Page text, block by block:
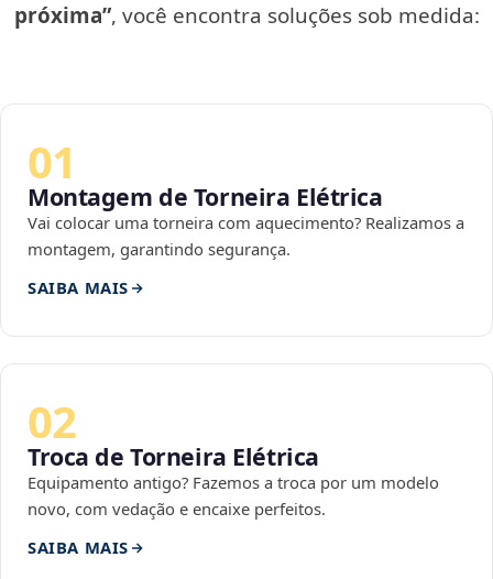
próxima”, você encontra soluções sob medida:
01
Montagem de Torneira Elétrica
Vai colocar uma torneira com aquecimento? Realizamos a
montagem, garantindo segurança.
SAIBA MAIS
02
Troca de Torneira Elétrica
Equipamento antigo? Fazemos a troca por um modelo
novo, com vedação e encaixe perfeitos.
SAIBA MAIS